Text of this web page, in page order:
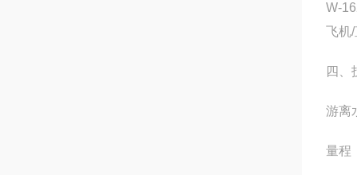
W-
飞机
四、
游离
量程